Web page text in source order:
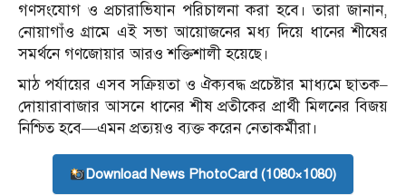
গণসংযোগ ও প্রচারাভিযান পরিচালনা করা হবে। তারা জানান,
নোয়াগাঁও গ্রামে এই সভা আয়োজনের মধ্য দিয়ে ধানের শীষের
সমর্থনে গণজোয়ার আরও শক্তিশালী হয়েছে।
মাঠ পর্যায়ের এসব সক্রিয়তা ও ঐক্যবদ্ধ প্রচেষ্টার মাধ্যমে ছাতক–
দোয়ারাবাজার আসনে ধানের শীষ প্রতীকের প্রার্থী মিলনের বিজয়
নিশ্চিত হবে—এমন প্রত্যয়ও ব্যক্ত করেন নেতাকর্মীরা।
Download News PhotoCard (1080×1080)